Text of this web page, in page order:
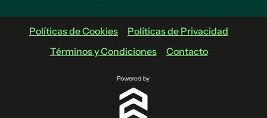
Políticas de Cookies
Políticas de Privacidad
Términos y Condiciones
Contacto